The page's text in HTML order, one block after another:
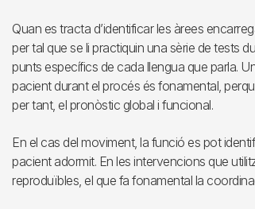
Quan es tracta d’identificar les àrees
per tal que se li practiquin una sèrie de tests
punts específics de cada llengua que parla.
pacient durant el procés és fonamental,
per tant, el pronòstic global i funcional.
En el cas del moviment, la funció es pot
pacient adormit. En les intervencions que
reproduïbles, el que fa fonamental la